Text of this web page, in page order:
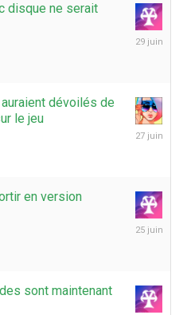
disque ne serait
29
dévoilés de
le jeu
27
en version
25
sont maintenant